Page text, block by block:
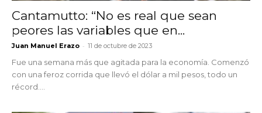
Cantamutto: “No es real que sean
peores las variables que en...
Juan Manuel Erazo - 11 de octubre de 2023
Fue una semana más que agitada para la economía. Comenzó
con una feroz corrida que llevó el dólar a mil pesos, todo un
récord....